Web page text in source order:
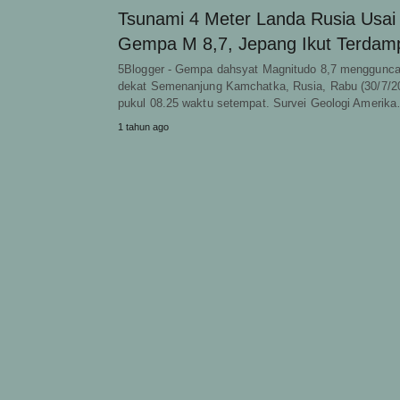
Tsunami 4 Meter Landa Rusia Usai
Gempa M 8,7, Jepang Ikut
5Blogger - Gempa dahsyat Magnitudo 8,7
dekat Semenanjung Kamchatka, Rusia, Rabu (30/7/
pukul 08.25 waktu setempat. Survei Geologi
1 tahun ago